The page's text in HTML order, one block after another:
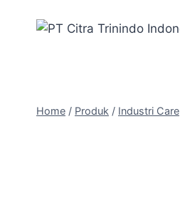
Home / Produk / Industri Care